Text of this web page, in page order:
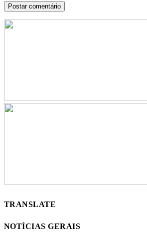
TRANSLATE
NOTÍCIAS GERAIS